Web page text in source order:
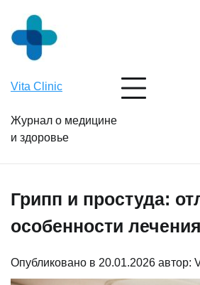
содержимому
Vita Clinic
Журнал о медицине
и здоровье
Грипп и простуда:
особенности лечения
Опубликовано в 20.01.2026 автор: